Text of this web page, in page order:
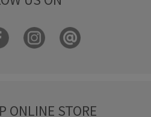
ONLINE STORE